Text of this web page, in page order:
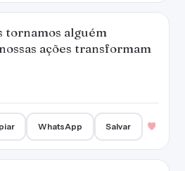
tornamos alguém
ações transformam
WhatsApp Salvar